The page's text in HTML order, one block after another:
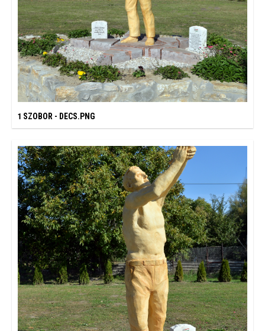
1 SZOBOR - DECS.PNG